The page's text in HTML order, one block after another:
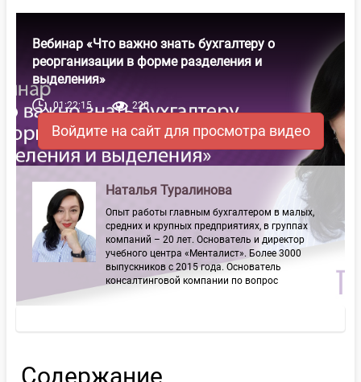
Вебинар «Что важно знать бухгалтеру о
реорганизации в форме разделения и
выделения»
01:22:15 220
Войдите на сайт для просмотра видео
Наталья Туралинова
Опыт работы главным бухгалтером в малых,
средних и крупных предприятиях, в группах
компаний – 20 лет. Основатель и директор
учебного центра «Менталист». Более 3000
выпускников с 2015 года. Основатель
консалтинговой компании по вопрос
Содержание